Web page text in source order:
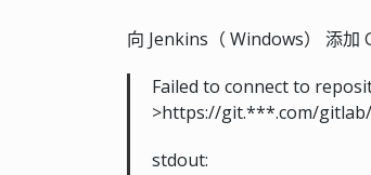
向 Jenkins（ Windows） 添加
Failed to connect to
>https://git.***.com/gitlab/
stdout: